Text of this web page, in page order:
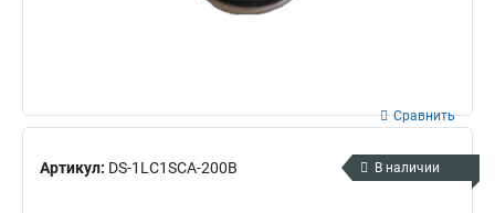
Артикул: DS-1LC1SCA-200B
Сравнить
В наличии